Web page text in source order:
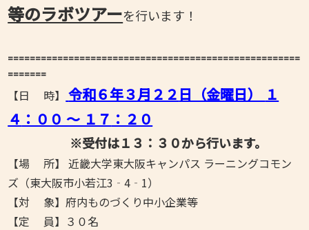
等のラボツアーを行います！
=====================================================
=======
【日 時】 令和６年３月２２ 日（金曜日）
１
４ ：００ ～ １７ ：２０
※受付は１３：３０から行います。
【場 所】 近畿大学東大阪キャンパス ラーニングコモン
ズ（東大阪市小若江3‐4‐1）
【対 象】府内ものづくり中小企業等
【定 員】３０名